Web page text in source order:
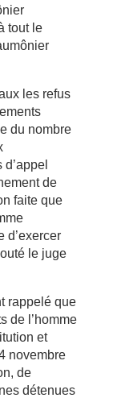
tout le
les refus
du nombre
de
faite que
d’exercer
le juge
rappelé que
de l’homme
et
novembre
de
détenues